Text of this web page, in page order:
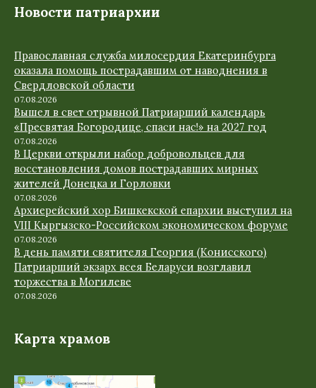
Новости патриархии
Православная служба милосердия Екатеринбурга
оказала помощь пострадавшим от наводнения в
Свердловской области
07.08.2026
Вышел в свет отрывной Патриарший календарь
«Пресвятая Богородице, спаси нас!» на 2027 год
07.08.2026
В Церкви открыли набор добровольцев для
восстановления домов пострадавших мирных
жителей Донецка и Горловки
07.08.2026
Архиерейский хор Бишкекской епархии выступил на
VIII Кыргызско-Российском экономическом форуме
07.08.2026
В день памяти святителя Георгия (Конисского)
Патриарший экзарх всея Беларуси возглавил
торжества в Могилеве
07.08.2026
Карта храмов